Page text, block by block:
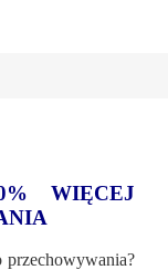
WIĘCEJ
przechowywania?